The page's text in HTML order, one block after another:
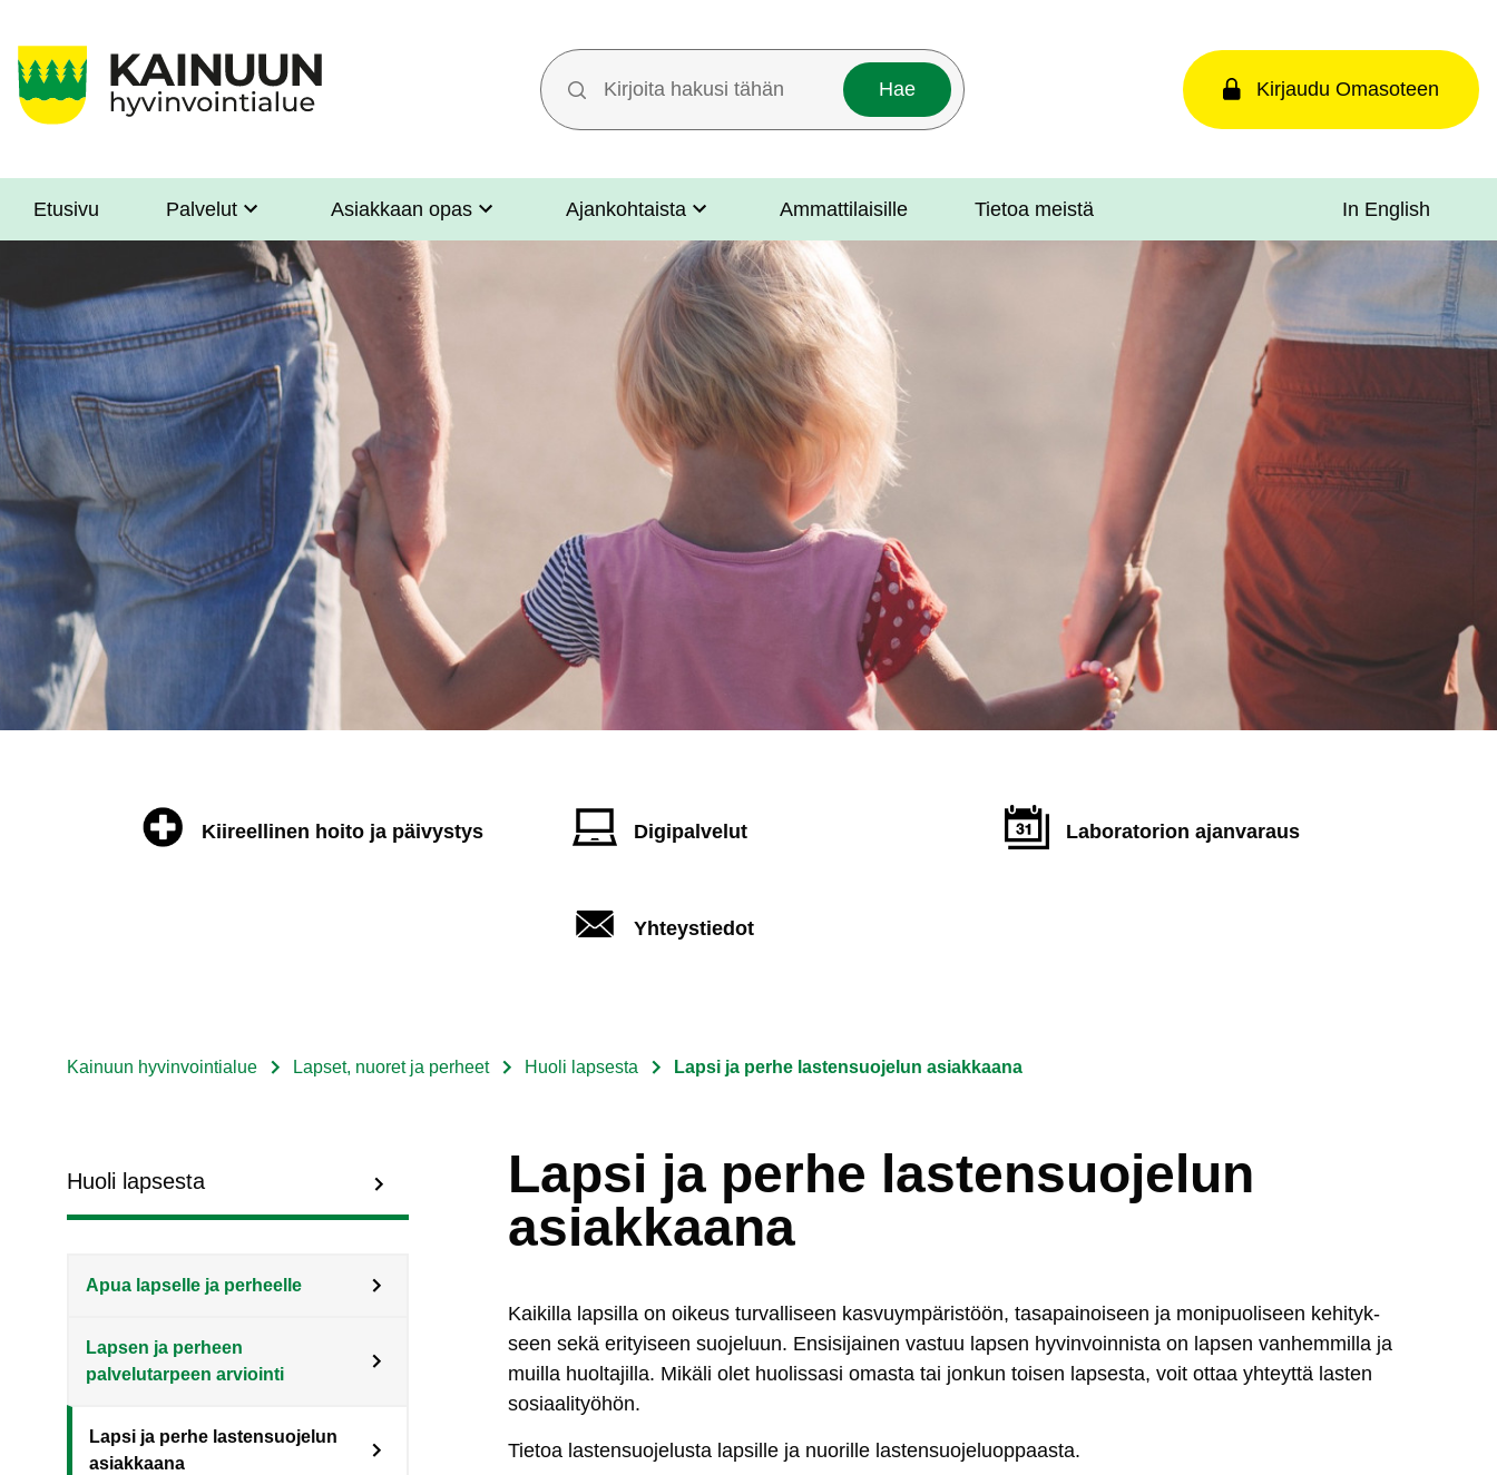
Hakutermit
Kirjaudu Omasoteen
Sote
Menu
Asiakkaille
Etusivu Palvelut Asiakkaan opas Ajankohtaista Ammattilaisille Tietoa meistä In English
Kiireellinen hoito ja päivystys Digipalvelut Laboratorion ajanvaraus
Yhteystiedot
Kainuun hyvinvointialue Lapset, nuoret ja perheet Huoli lapsesta Lapsi ja perhe lastensuojelun asiakkaana
Menu
Asiakkaille
level
3
fi
Huoli lapsesta
Apua lapselle ja perheelle
Lapsen ja perheen
palvelutarpeen arviointi
Lapsi ja perhe lastensuojelun
asiakkaana
Lapsi ja perhe lastensuojelun
asiakkaana
Kai­kil­la lap­sil­la on oi­keus tur­val­li­seen kas­vuym­pä­ris­töön, ta­sa­pai­noi­seen ja mo­ni­puo­li­seen ke­hi­tyk­
seen se­kä eri­tyi­seen suo­je­luun. En­si­si­jai­nen vas­tuu lap­sen hy­vin­voin­nis­ta on lap­sen van­hem­mil­la ja
muil­la huol­ta­jil­la. Mi­kä­li olet huo­lis­sa­si omas­ta tai jon­kun toi­sen lap­ses­ta, voit ot­taa yh­teyt­tälas­ten
so­siaa­li­työ­hön.
Tie­toa las­ten­suo­je­lus­ta lap­sil­le ja nuo­ril­le las­ten­suo­je­luop­paas­ta.